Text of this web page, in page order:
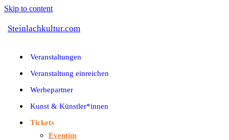
Skip to content
Steinlachkultur.com
Veranstaltungen
Veranstaltung einreichen
Werbepartner
Kunst & Künstler*innen
Tickets
Eventim